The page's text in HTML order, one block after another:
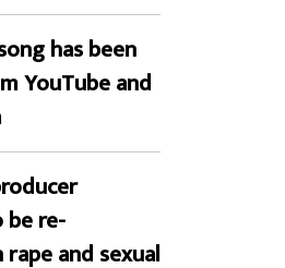
has been
YouTube and
re-
and sexual